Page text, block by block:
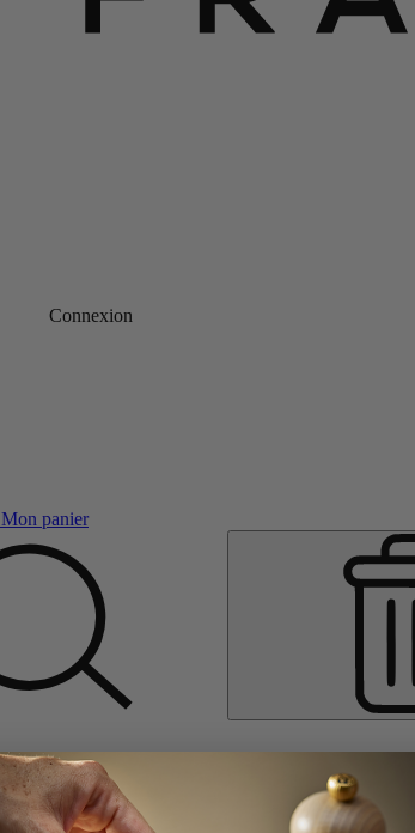
Connexion
Mon panier